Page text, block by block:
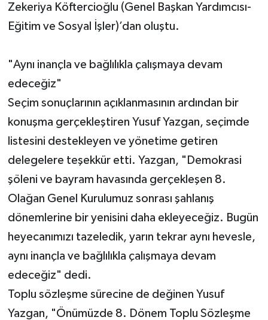
Zekeriya Köftercioğlu (Genel Başkan Yardımcısı-
Eğitim ve Sosyal İşler)’dan oluştu.
"Aynı inançla ve bağlılıkla çalışmaya devam
edeceğiz"
Seçim sonuçlarının açıklanmasının ardından bir
konuşma gerçekleştiren Yusuf Yazgan, seçimde
listesini destekleyen ve yönetime getiren
delegelere teşekkür etti. Yazgan, "Demokrasi
şöleni ve bayram havasında gerçekleşen 8.
Olağan Genel Kurulumuz sonrası şahlanış
dönemlerine bir yenisini daha ekleyeceğiz. Bugün
heyecanımızı tazeledik, yarın tekrar aynı hevesle,
aynı inançla ve bağlılıkla çalışmaya devam
edeceğiz" dedi.
Toplu sözleşme sürecine de değinen Yusuf
Yazgan, "Önümüzde 8. Dönem Toplu Sözleşme